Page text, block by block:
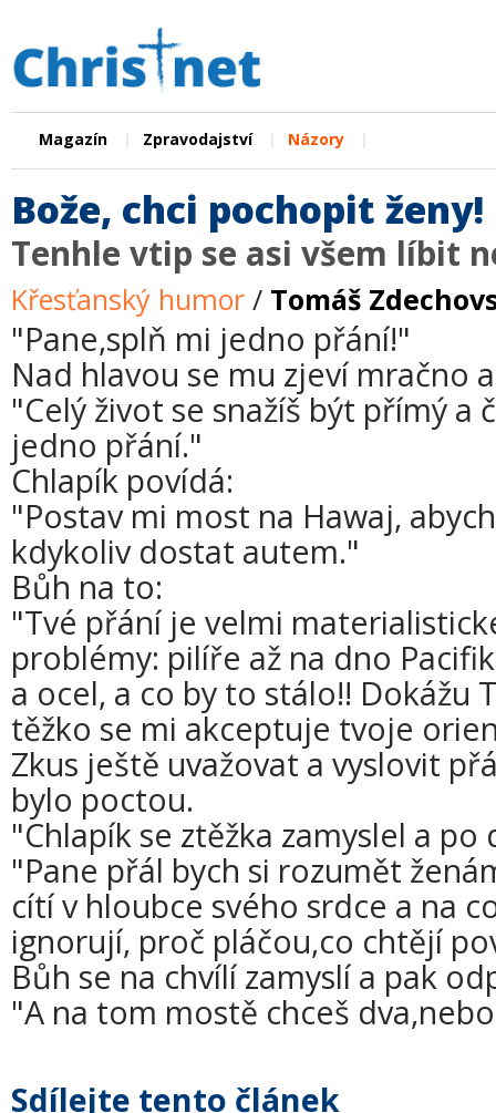
Magazín Zpravodajství Názory
Bože, chci pochopit ženy!
Tenhle vtip se asi všem líbit
Křesťanský humor / Tomáš
"Pane,splň mi jedno přání!"
Nad hlavou se mu zjeví mračno
"Celý život se snažíš být přímý a
jedno přání."
Chlapík povídá:
"Postav mi most na Hawaj,
kdykoliv dostat autem."
Bůh na to:
"Tvé přání je velmi
problémy: pilíře až na dno
a ocel, a co by to stálo!! Dokážu
těžko se mi akceptuje tvoje
Zkus ještě uvažovat a vyslovit
bylo poctou.
"Chlapík se ztěžka zamyslel a
"Pane přál bych si rozumět
cítí v hloubce svého srdce a na
ignorují, proč pláčou,co chtějí
Bůh se na chvílí zamyslí a pak
"A na tom mostě chceš
Sdílejte tento článek